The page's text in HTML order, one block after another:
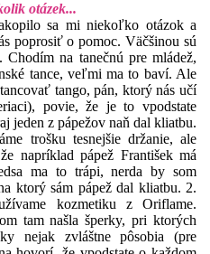
otázek...
sa mi niekoľko otázok a
poprosiť o pomoc. Väčšinou sú
na tanečnú pre mládež,
tance, veľmi ma to baví. Ale
tango, pán, ktorý nás učí
povie, že je to vpodstate
jeden z pápežov naň dal kliatbu.
trošku tesnejšie držanie, ale
napríklad pápež František má
ma to trápi, nerda by som
ktorý sám pápež dal kliatbu. 2.
kozmetiku z Oriflame.
tam našla šperky, pri ktorých
nejak zvláštne pôsobia (pre